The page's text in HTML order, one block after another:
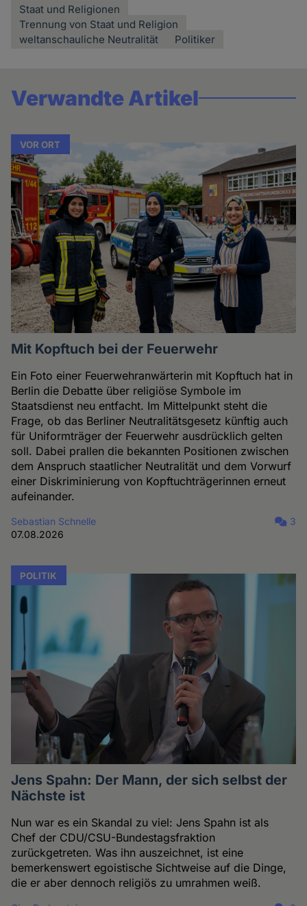
Staat und Religionen
Trennung von Staat und Religion
weltanschauliche Neutralität
Politiker
Verwandte Artikel
VOR ORT
Mit Kopftuch bei der Feuerwehr
Ein Foto einer Feuerwehranwärterin mit Kopftuch hat in
Berlin die Debatte über religiöse Symbole im
Staatsdienst neu entfacht. Im Mittelpunkt steht die
Frage, ob das Berliner Neutralitätsgesetz künftig auch
für Uniformträger der Feuerwehr ausdrücklich gelten
soll. Dabei prallen die bekannten Positionen zwischen
dem Anspruch staatlicher Neutralität und dem Vorwurf
einer Diskriminierung von Kopftuchträgerinnen erneut
aufeinander.
Sebastian Schnelle
07.08.2026
3
POLITIK
Jens Spahn: Der Mann, der sich selbst der
Nächste ist
Nun war es ein Skandal zu viel: Jens Spahn ist als
Chef der CDU/CSU-Bundestagsfraktion
zurückgetreten. Was ihn auszeichnet, ist eine
bemerkenswert egoistische Sichtweise auf die Dinge,
die er aber dennoch religiös zu umrahmen weiß.